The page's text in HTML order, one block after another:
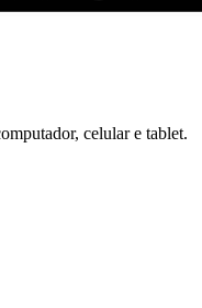
celular e tablet.